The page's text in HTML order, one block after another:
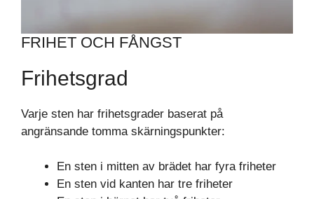
FRIHET OCH FÅNGST
Frihetsgrad
Varje sten har frihetsgrader baserat på
angränsande tomma skärningspunkter:
En sten i mitten av brädet har fyra friheter
En sten vid kanten har tre friheter